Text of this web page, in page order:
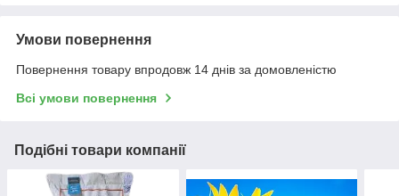
Умови повернення
Повернення товару впродовж 14 днів за домовленістю
Всі умови повернення
Подібні товари компанії